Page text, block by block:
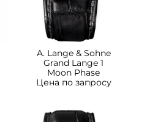
A. Lange & Sohne
Grand Lange 1
Moon Phase
Цена по запросу